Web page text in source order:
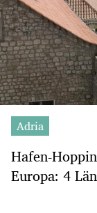
Adria
Hafen-
Europa: 4